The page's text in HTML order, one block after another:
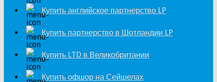
Купить английское партнерство LP
Купить партнерство в Шотландии LP
Купить LTD в Великобритании
Купить офшор на Сейшелах